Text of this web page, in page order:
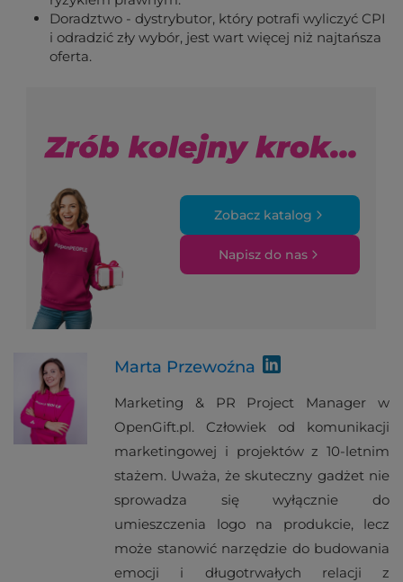
Doradztwo - dystrybutor, który potrafi wyliczyć CPI
i odradzić zły wybór, jest wart więcej niż najtańsza
oferta.
Zobacz katalog
Napisz do nas
Marta Przewoźna
Marketing & PR Project Manager w
OpenGift.pl. Człowiek od komunikacji
marketingowej i projektów z 10-letnim
stażem. Uważa, że skuteczny gadżet nie
sprowadza się wyłącznie do
umieszczenia logo na produkcie, lecz
może stanowić narzędzie do budowania
emocji i długotrwałych relacji z